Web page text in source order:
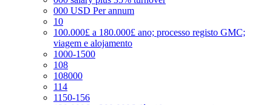
000 USD Per annum
10
100.000£ a 180.000£ ano; processo registo GMC;
viagem e alojamento
1000-1500
108
108000
114
1150-156